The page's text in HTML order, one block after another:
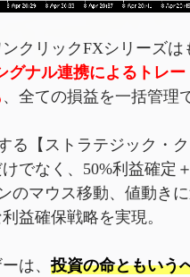
クリックFXシリーズ
グナル連携によるトレ
、全ての損益を一括管理
る【ストラテジック・
でなく、50%利益確定
のマウス移動、値動き
益確保戦略を実現。
は、投資の命ともいう